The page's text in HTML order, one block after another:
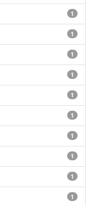
1
1
1
1
1
1
1
1
1
1